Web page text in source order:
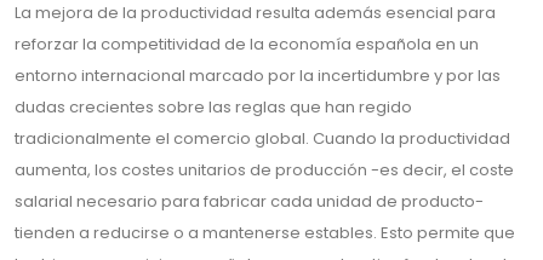
La mejora de la productividad resulta además esencial para
reforzar la competitividad de la economía española en un
entorno internacional marcado por la incertidumbre y por las
dudas crecientes sobre las reglas que han regido
tradicionalmente el comercio global. Cuando la productividad
aumenta, los costes unitarios de producción -es decir, el coste
salarial necesario para fabricar cada unidad de producto-
tienden a reducirse o a mantenerse estables. Esto permite que